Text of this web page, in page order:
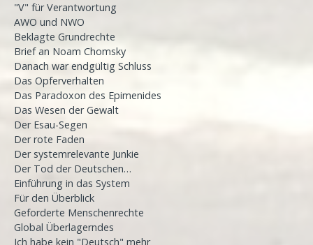
"V" für Verantwortung
AWO und NWO
Beklagte Grundrechte
Brief an Noam Chomsky
Danach war endgültig Schluss
Das Opferverhalten
Das Paradoxon des Epimenides
Das Wesen der Gewalt
Der Esau-Segen
Der rote Faden
Der systemrelevante Junkie
Der Tod der Deutschen…
Einführung in das System
Für den Überblick
Geforderte Menschenrechte
Global Überlagerndes
Ich habe kein "Deutsch" mehr